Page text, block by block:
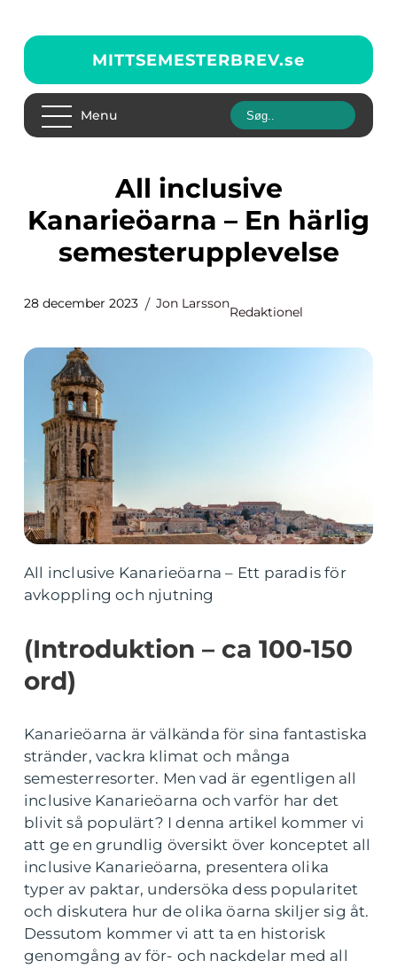
MITTSEMESTERBREV.se
Menu
All inclusive
Kanarieöarna – En härlig
semesterupplevelse
28 december 2023 Jon Larsson
Redaktionel
All inclusive Kanarieöarna – Ett paradis för
avkoppling och njutning
(Introduktion – ca 100-150
ord)
Kanarieöarna är välkända för sina fantastiska
stränder, vackra klimat och många
semesterresorter. Men vad är egentligen all
inclusive Kanarieöarna och varför har det
blivit så populärt? I denna artikel kommer vi
att ge en grundlig översikt över konceptet all
inclusive Kanarieöarna, presentera olika
typer av paktar, undersöka dess popularitet
och diskutera hur de olika öarna skiljer sig åt.
Dessutom kommer vi att ta en historisk
genomgång av för- och nackdelar med all